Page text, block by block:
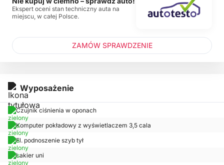
Wyposażenie
Czujnik ciśnienia w oponach
Komputer pokładowy z wyświetlaczem 3,5 cala
El. podnoszenie szyb tył
Lakier uni
Ekspert oceni stan techniczny auta na
miejscu, w całej Polsce.
ZAMÓW SPRAWDZENIE